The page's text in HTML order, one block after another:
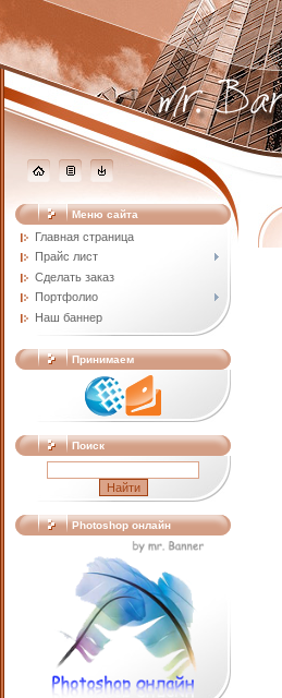
Меню сайта
Главная страница
Прайс лист
Сделать заказ
Портфолио
Наш баннер
Принимаем
Поиск
Photoshop онлайн